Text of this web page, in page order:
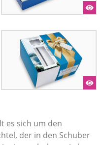
es sich um den
der in den Schuber